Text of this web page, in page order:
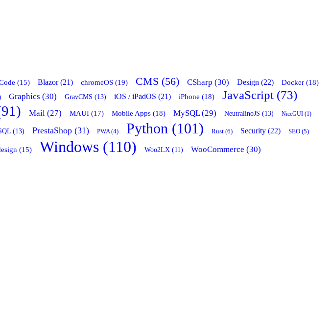
(15) Blazor (21) chromeOS (19) CMS (56) CSharp (30) Design (22) Docker (18)
Graphics (30) GravCMS (13) iOS / iPadOS (21) iPhone (18) JavaScript (73)
Mail (27) MAUI (17) Mobile Apps (18) MySQL (29) NeutralinoJS (13) NiceGUI (1)
(13) PrestaShop (31) PWA (4) Python (101) Rust (6) Security (22) SEO (5)
(15) Windows (110) Woo2LX (11) WooCommerce (30)